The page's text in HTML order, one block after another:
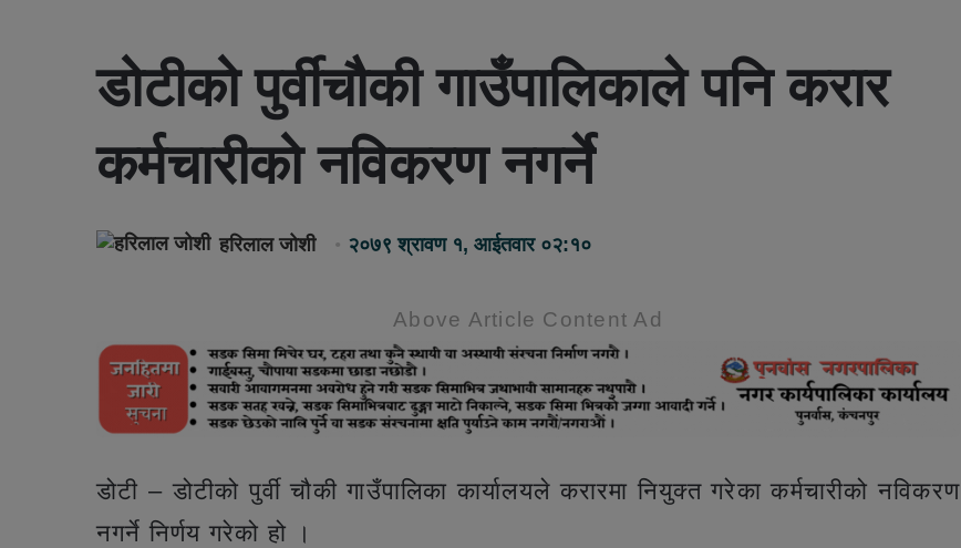
डोटीको पुर्वीचौकी गाउँपालिकाले पनि करार
कर्मचारीको नविकरण नगर्ने
हरिलाल जोशी २०७९ श्रावण १, आईतवार ०२:१०
Above Article Content Ad
डोटी – डोटीको पुर्वी चौकी गाउँपालिका कार्यालयले करारमा नियुक्त गरेका कर्मचारीको नविकरण
नगर्ने निर्णय गरेको हो ।